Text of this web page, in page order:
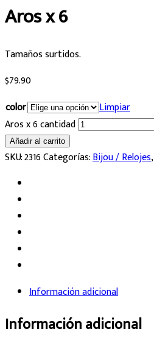
Aros x 6
Tamaños surtidos.
$79.90
color
Limpiar
Aros x 6 cantidad
Añadir al carrito
SKU:2316Categorías:Bijou / Relojes,
Información adicional
Información adicional